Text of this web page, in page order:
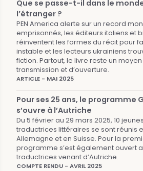
Que se passe-t-il dans le
l’étranger ?
PEN America alerte sur un record
emprisonnés, les éditeurs italiens et
réinventent les formes du récit pour
instable et les lecteurs ukrainiens
fiction. Partout, le livre reste un
transmission et d’ouverture.
ARTICLE - MAI 2025
Pour ses 25 ans, le programme
s’ouvre à l’Autriche
Du 5 février au 29 mars 2025, 10
traductrices littéraires se sont réunis
Allemagne et en Suisse. Pour la
programme s’est également ouvert
traductrices venant d’Autriche.
COMPTE RENDU - AVRIL 2025